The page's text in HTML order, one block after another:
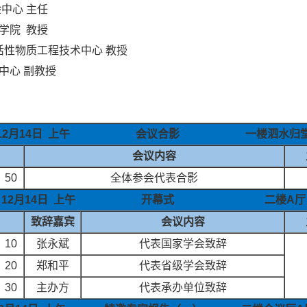
心 主任
院 教授
物质工程技术中心 教授
心 副教授
月14日 上午 会议合影 一楼泗水归
会议内容
50
全体参会代表合影
12月14日 上午 开幕式 二楼A厅
致辞嘉宾
会议内容
10 张永斌
代表国家学会致辞
20 郑和平
代表省级学会致辞
30 主办方
代表承办单位致辞